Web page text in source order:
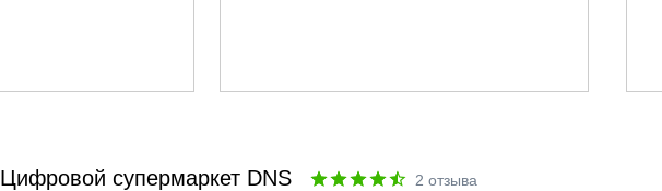
Цифровой супермаркет DNS 2 отзыва